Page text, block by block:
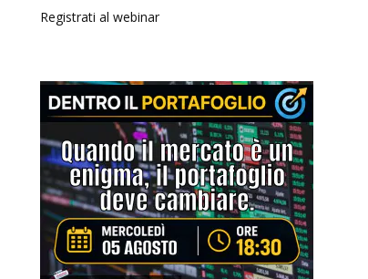
Registrati al webinar